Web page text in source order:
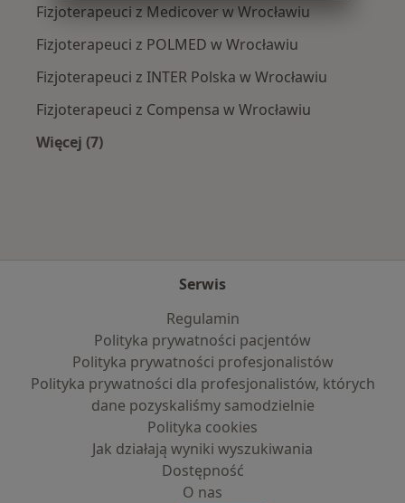
Fizjoterapeuci z Medicover w Wrocławiu
Fizjoterapeuci z POLMED w Wrocławiu
Fizjoterapeuci z INTER Polska w Wrocławiu
Fizjoterapeuci z Compensa w Wrocławiu
Więcej (7)
Serwis
Regulamin
Polityka prywatności pacjentów
Polityka prywatności profesjonalistów
Polityka prywatności dla profesjonalistów, których
dane pozyskaliśmy samodzielnie
Polityka cookies
Jak działają wyniki wyszukiwania
Dostępność
O nas